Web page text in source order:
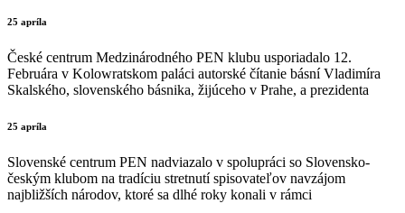
25 apríla
České centrum Medzinárodného PEN klubu usporiadalo 12.
Februára v Kolowratskom paláci autorské čítanie básní Vladimíra
Skalského, slovenského básnika, žijúceho v Prahe, a prezidenta
25 apríla
Slovenské centrum PEN nadviazalo v spolupráci so Slovensko-
českým klubom na tradíciu stretnutí spisovateľov navzájom
najbližších národov, ktoré sa dlhé roky konali v rámci